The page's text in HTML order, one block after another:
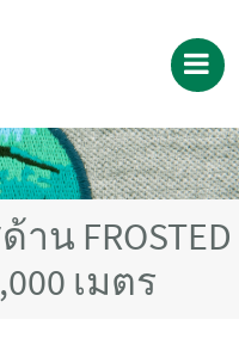
น FROSTED
เมตร